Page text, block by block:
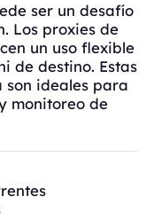
ser un desafío
Los proxies de
un uso flexible
de destino. Estas
son ideales para
monitoreo de